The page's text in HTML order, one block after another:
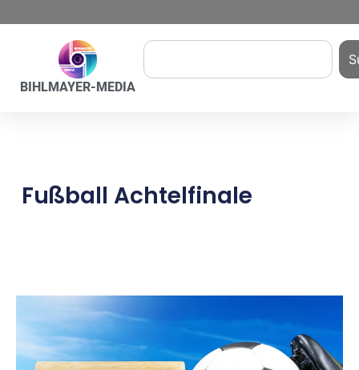
BIHLMAYER-MEDIA
Fußball Achtelfinale